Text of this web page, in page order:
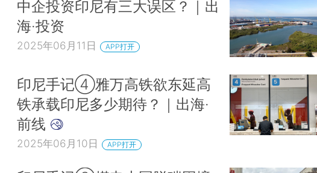
中企投资印尼有三大误区？｜出
海·投资
2025年06月11日 APP打开
印尼手记④雅万高铁欲东延高
铁承载印尼多少期待？｜出海·
前线
2025年06月10日 APP打开